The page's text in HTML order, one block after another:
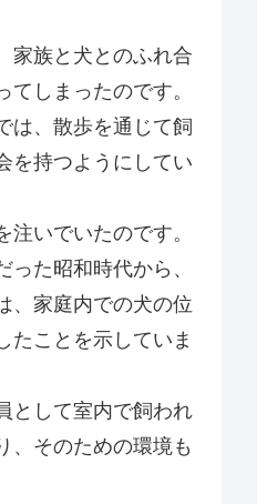
家族と犬とのふれ合
てしまったのです。
は、散歩を通じて飼
を持つようにしてい
注いでいたのです。
た昭和時代から、
、家庭内での犬の位
たことを示していま
として室内で飼われ
、そのための環境も